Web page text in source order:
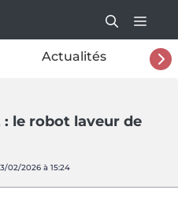
Actualités
le robot laveur de
02/2026 à 15:24